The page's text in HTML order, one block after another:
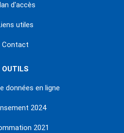
d'accès
utiles
Contact
OUTILS
données en ligne
2024
2021